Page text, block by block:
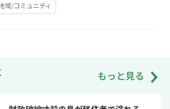
域/コミュニティ
もっと見る